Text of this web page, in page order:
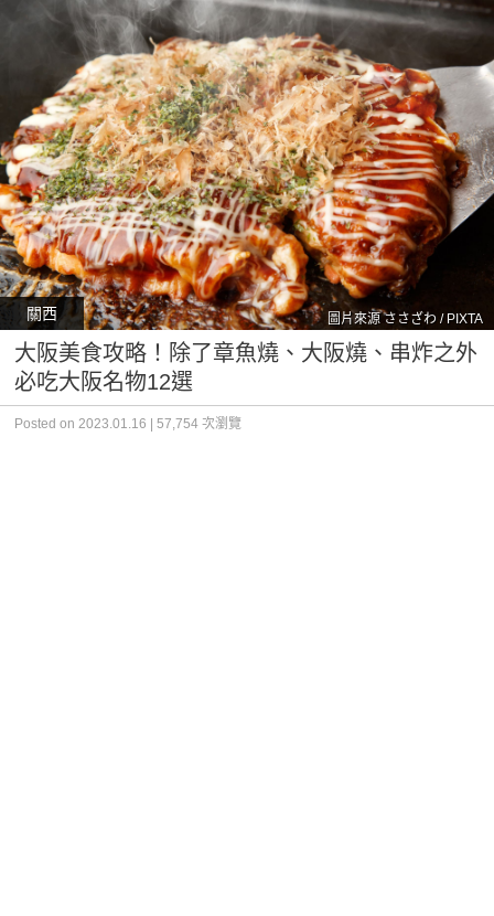
圖片來源 ささざわ / PIXTA
關西
大阪美食攻略！除了章魚燒、大阪燒、串炸之外
必吃大阪名物12選
Posted on 2023.01.16 | 57,754 次瀏覽